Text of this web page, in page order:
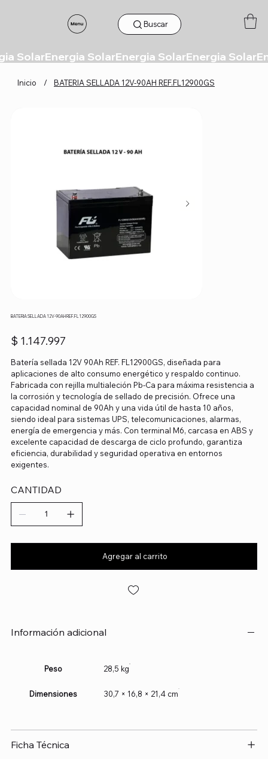
Buscar
Inicio / BATERIA SELLADA 12V-90AH REF.FL12900GS
BATERIA SELLADA 12V-90AH REF.FL12900GS
Precio
$ 1.147.997
Batería sellada 12V 90Ah REF. FL12900GS, diseñada para
aplicaciones de alto consumo energético y respaldo continuo.
Fabricada con rejilla multialeción Pb-Ca para máxima resistencia a
la corrosión y tecnología de sellado de precisión. Ofrece una
capacidad nominal de 90Ah y una vida útil de hasta 10 años,
siendo ideal para sistemas UPS, telecomunicaciones, alarmas,
energía de emergencia y más. Con terminal M6, carcasa en ABS y
excelente capacidad de descarga de ciclo profundo, garantiza
eficiencia, durabilidad y seguridad operativa en entornos
exigentes.
CANTIDAD
Agregar al carrito
Información adicional
Peso 28,5 kg
Dimensiones 30,7 × 16,8 × 21,4 cm
Ficha Técnica